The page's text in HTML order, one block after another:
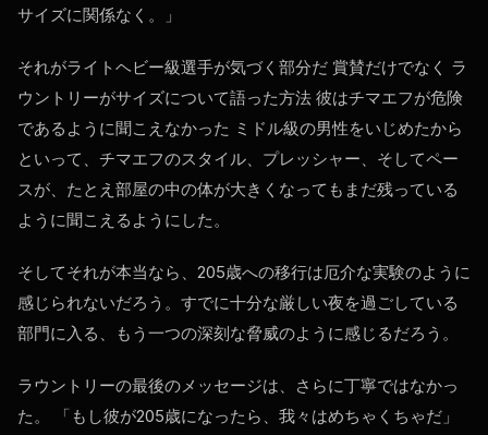
サイズに関係なく。」
それがライトヘビー級選手が気づく部分だ 賞賛だけでなく ラ
ウントリーがサイズについて語った方法 彼はチマエフが危険
であるように聞こえなかった ミドル級の男性をいじめたから
といって、チマエフのスタイル、プレッシャー、そしてペー
スが、たとえ部屋の中の体が大きくなってもまだ残っている
ように聞こえるようにした。
そしてそれが本当なら、205歳への移行は厄介な実験のように
感じられないだろう。すでに十分な厳しい夜を過ごしている
部門に入る、もう一つの深刻な脅威のように感じるだろう。
ラウントリーの最後のメッセージは、さらに丁寧ではなかっ
た。 「もし彼が205歳になったら、我々はめちゃくちゃだ」